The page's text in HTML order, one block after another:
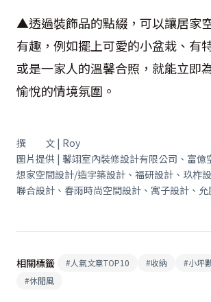
▲透過裝飾品的點綴，可以讓居家
有趣，例如擺上可愛的小盆栽、有
或是一家人的溫馨合照，就能立即
愉悅的情境氛圍。
撰 文 | Roy
圖片提供 | 馨翊室內裝修設計有限公司、富億
想家空間設計/造宇築設計、福研設計、玖柞
聯合設計、春雨時尚空間設計、寓子設計、
相關標籤 #人氣文章TOP10 #收納 #小坪
#休閒風